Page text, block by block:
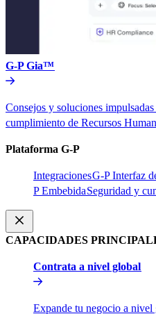
G-P Gia™​​
Consejos y soluciones
cumplimiento de Recursos
Plataforma G-P​​
Integraciones​​G-P Interfaz
P Embebida​​Seguridad y
CAPACIDADES
Contrata a nivel global​​
Expande tu negocio a nivel